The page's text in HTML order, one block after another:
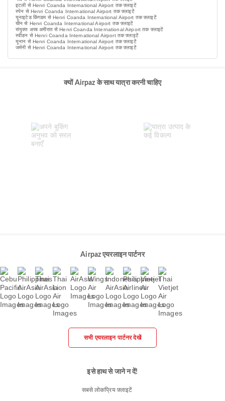
इटली से Henri Coanda International Airport तक फ़्लाइटें
स्पेन से Henri Coanda International Airport तक फ़्लाइटें
यूनाइटेड किंगडम से Henri Coanda International Airport तक फ़्लाइटें
चीन से Henri Coanda International Airport तक फ़्लाइटें
संयुक्त अरब अमीरात से Henri Coanda International Airport तक फ़्लाइटें
स्वीडन से Henri Coanda International Airport तक फ़्लाइटें
यूनान से Henri Coanda International Airport तक फ़्लाइटें
जर्मनी से Henri Coanda International Airport तक फ़्लाइटें
क्यों Airpaz के साथ यात्रा करनी चाहिए
Airpaz एयरलाइन पार्टनर
सभी एयरलाइन पार्टनर देखें
इसे हाथ से जाने न दें!
सबसे लोकप्रिय फ़्लाइटें